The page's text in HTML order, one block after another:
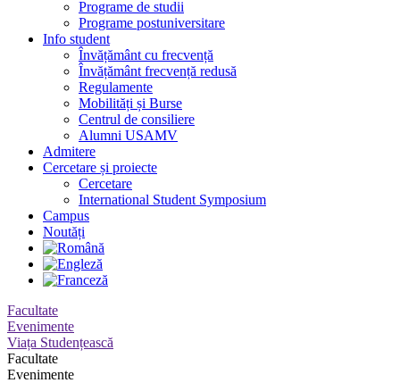
Programe de studii
Programe postuniversitare
Info student
Învățământ cu frecvență
Învățământ frecvență redusă
Regulamente
Mobilități și Burse
Centrul de consiliere
Alumni USAMV
Admitere
Cercetare și proiecte
Cercetare
International Student Symposium
Campus
Noutăți
Facultate
Evenimente
Viața Studențească
Facultate
Evenimente